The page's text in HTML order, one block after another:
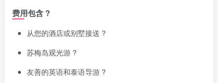
费用包含 ?
从您的酒店或别墅接送 ?
苏梅岛观光游 ?️
友善的英语和泰语导游 ?️